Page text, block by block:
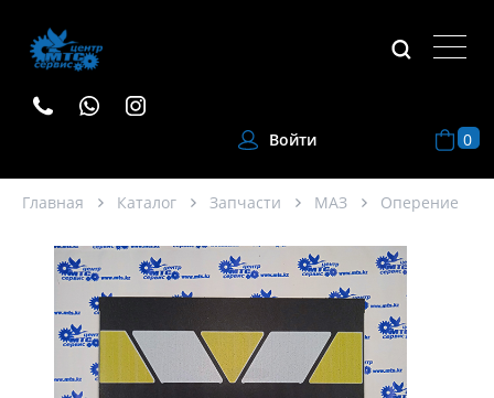
Войти 0
Главная Каталог Запчасти МАЗ Оперение